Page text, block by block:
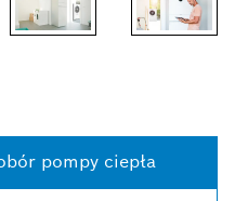
pompy ciepła